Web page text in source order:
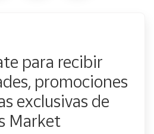
para recibir
promociones
exclusivas de
Market